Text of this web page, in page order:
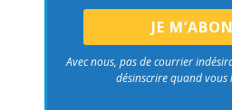
Avec nous, pas de courrier
désinscrire quand vous